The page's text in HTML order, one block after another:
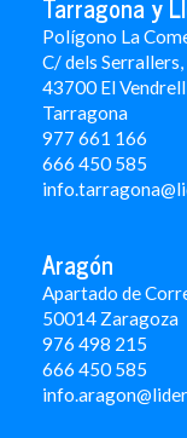
Polígono La
C/ dels
43700 El Vendrell
Tarragona
977 661 166
666 450 585
Aragón
Apartado de
50014 Zaragoza
976 498 215
666 450 585